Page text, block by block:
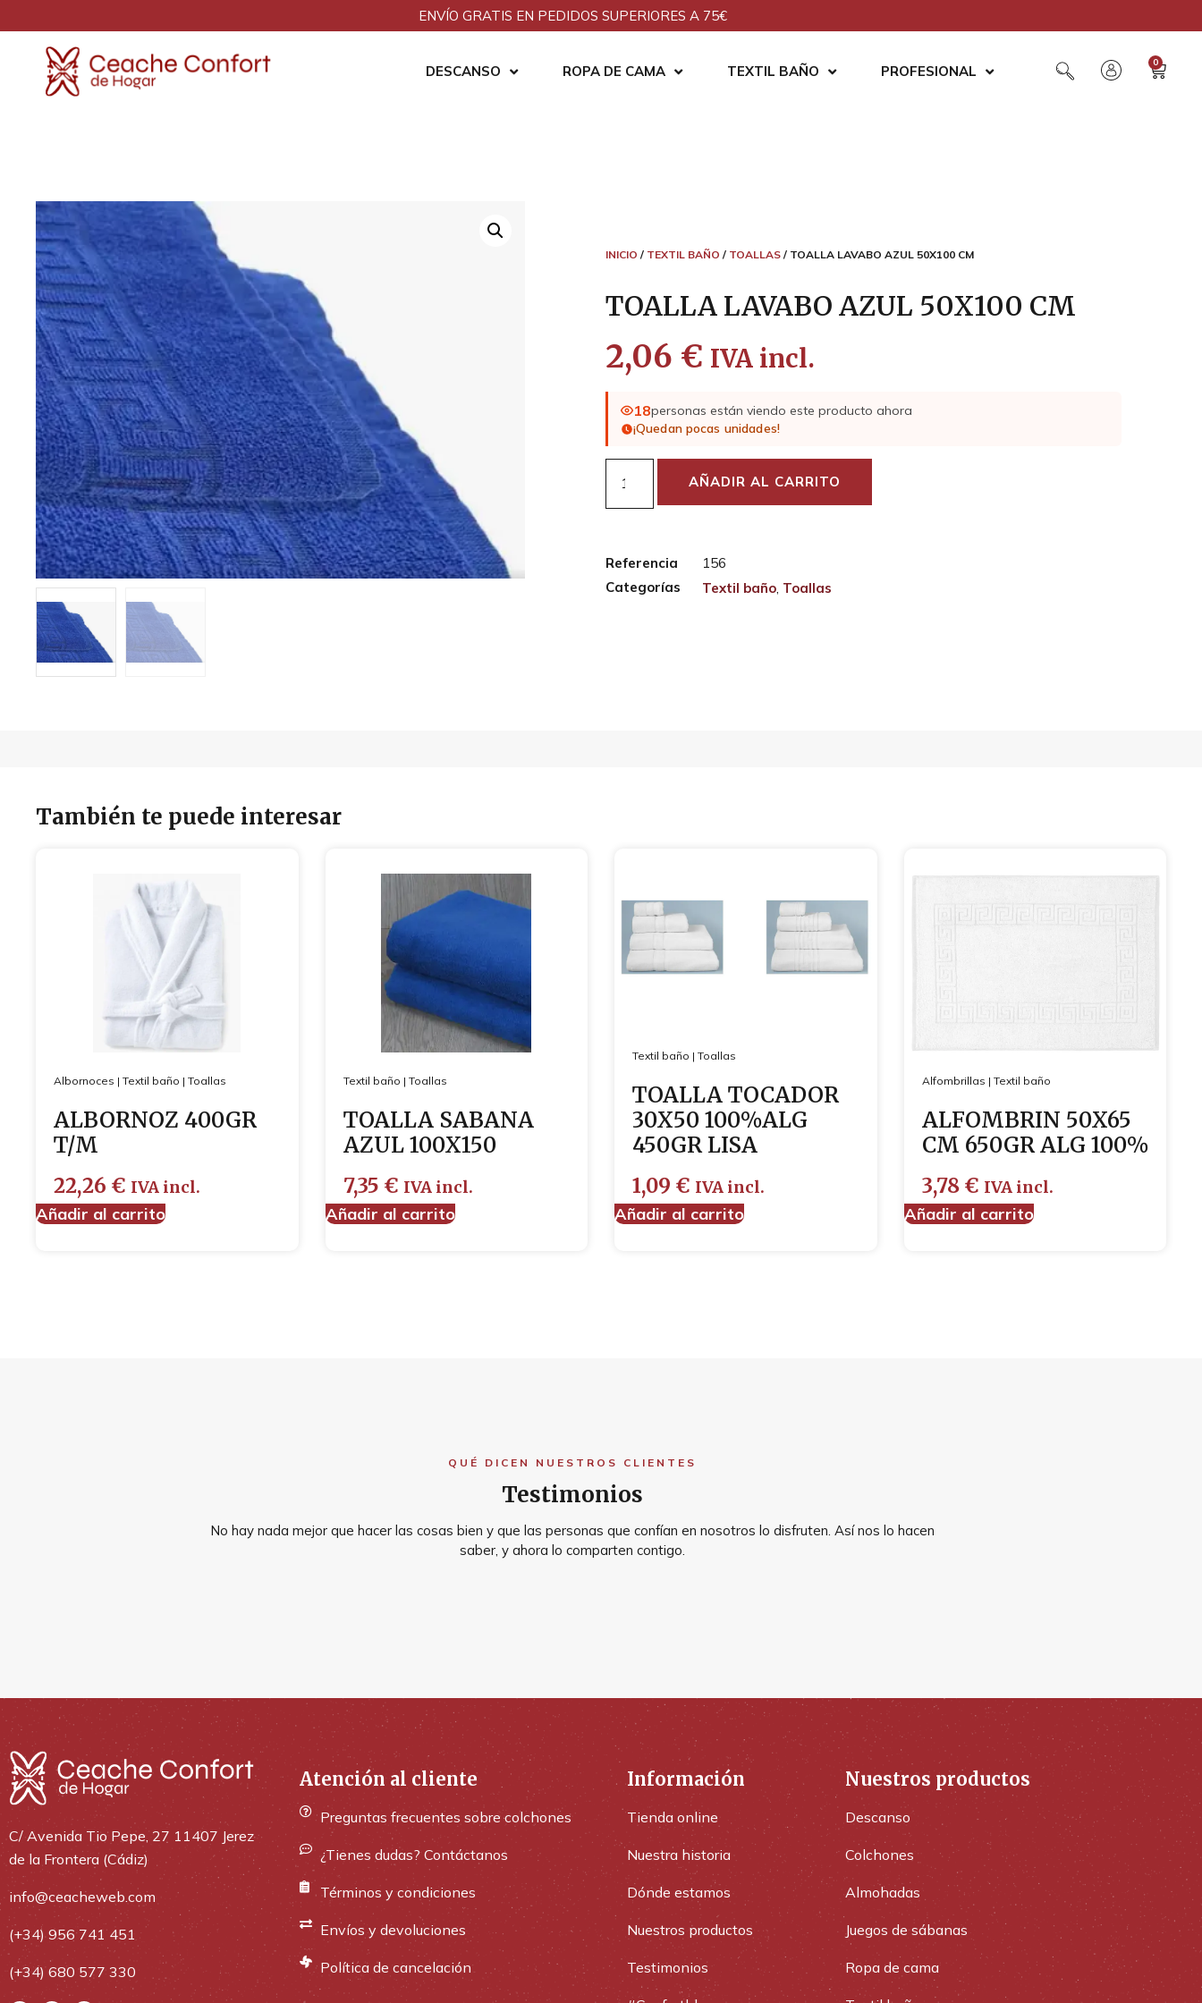
ENVÍO GRATIS EN PEDIDOS SUPERIORES A 75€
DESCANSO ROPA DE CAMA TEXTIL BAÑO PROFESIONAL
0
INICIO / TEXTIL BAÑO / TOALLAS/ TOALLA LAVABO AZUL 50X100 CM
TOALLA LAVABO AZUL 50X100 CM
2,06 € IVA incl.
18personas están viendo este producto ahora
¡Quedan pocas unidades!
AÑADIR AL CARRITO
Referencia
156
Categorías
Textil baño, Toallas
También te puede interesar
Albornoces | Textil baño | Toallas
ALBORNOZ 400GR
T/M
22,26 € IVA incl.
Añadir al carrito
Textil baño | Toallas
TOALLA SABANA
AZUL 100X150
7,35 € IVA incl.
Añadir al carrito
Textil baño | Toallas
TOALLA TOCADOR
30X50 100%ALG
450GR LISA
1,09 € IVA incl.
Añadir al carrito
Alfombrillas | Textil baño
ALFOMBRIN 50X65
CM 650GR ALG 100%
3,78 € IVA incl.
Añadir al carrito
QUÉ DICEN NUESTROS CLIENTES
Testimonios
No hay nada mejor que hacer las cosas bien y que las personas que confían en nosotros lo disfruten. Así nos lo hacen
saber, y ahora lo comparten contigo.
C/ Avenida Tio Pepe, 27 11407 Jerez
de la Frontera (Cádiz)
info@ceacheweb.com
(+34) 956 741 451
(+34) 680 577 330
Atención al cliente
Preguntas frecuentes sobre colchones
¿Tienes dudas? Contáctanos
Términos y condiciones
Envíos y devoluciones
Política de cancelación
Información
Tienda online
Nuestra historia
Dónde estamos
Nuestros productos
Testimonios
Nuestros productos
Descanso
Colchones
Almohadas
Juegos de sábanas
Ropa de cama